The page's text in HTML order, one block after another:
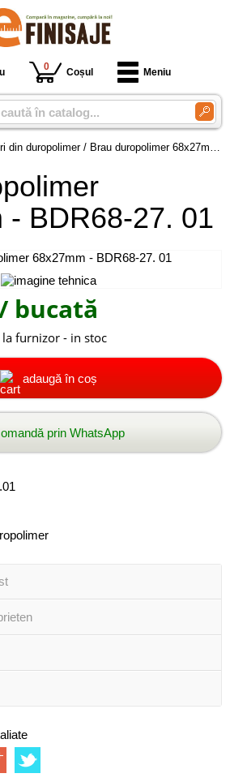
0 Coșul Meniu
din duropolimer/ Brau duropolimer 68x27mm - BDR68-27. 01
- BDR68-27. 01
bucată
furnizor - in stoc
adaugă în coș
prin WhatsApp